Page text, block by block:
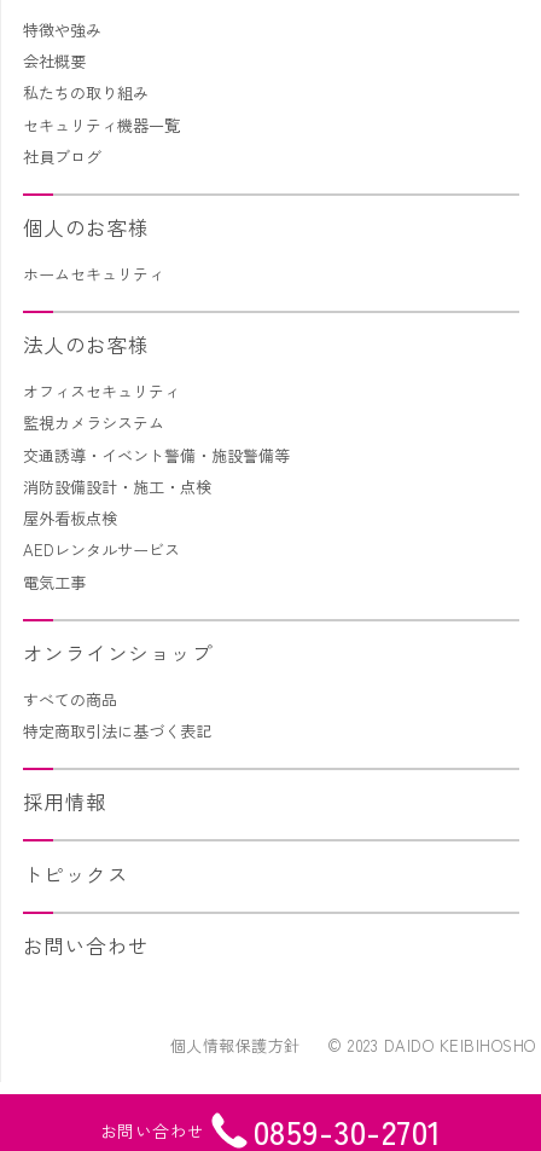
お問い合わせ 0859-30-2701
特徴や強み
会社概要
私たちの取り組み
セキュリティ機器一覧
社員ブログ
個人のお客様
ホームセキュリティ
法人のお客様
オフィスセキュリティ
監視カメラシステム
交通誘導・イベント警備・施設警備等
消防設備設計・施工・点検
屋外看板点検
AEDレンタルサービス
電気工事
オンラインショップ
すべての商品
特定商取引法に基づく表記
採用情報
トピックス
お問い合わせ
個人情報保護方針 © 2023 DAIDO KEIBIHOSHO